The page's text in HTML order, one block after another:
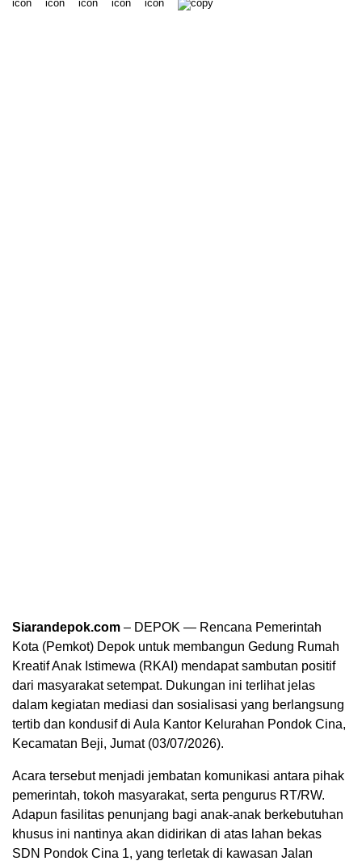
Siarandepok.com – DEPOK — Rencana Pemerintah
Kota (Pemkot) Depok untuk membangun Gedung Rumah
Kreatif Anak Istimewa (RKAI) mendapat sambutan positif
dari masyarakat setempat. Dukungan ini terlihat jelas
dalam kegiatan mediasi dan sosialisasi yang berlangsung
tertib dan kondusif di Aula Kantor Kelurahan Pondok Cina,
Kecamatan Beji, Jumat (03/07/2026).
Acara tersebut menjadi jembatan komunikasi antara pihak
pemerintah, tokoh masyarakat, serta pengurus RT/RW.
Adapun fasilitas penunjang bagi anak-anak berkebutuhan
khusus ini nantinya akan didirikan di atas lahan bekas
SDN Pondok Cina 1, yang terletak di kawasan Jalan